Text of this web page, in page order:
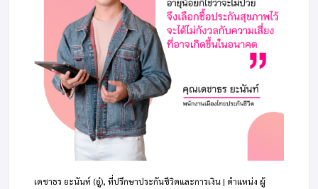
เดชาธร ยะนันท์ (อู๋), ที่ปรึกษาประกันชีวิตและการเงิน | ตำแหน่ง ผู้